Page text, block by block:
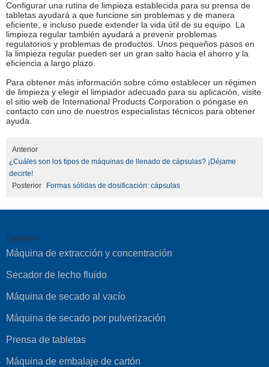
Configurar una rutina de limpieza establecida para su prensa de
tabletas ayudará a que funcione sin problemas y de manera
eficiente, e incluso puede extender la vida útil de su equipo. La
limpieza regular también ayudará a prevenir problemas
regulatorios y problemas de productos. Unos pequeños pasos en
la limpieza regular pueden ser un gran salto hacia el ahorro y la
eficiencia a largo plazo.
Para obtener más información sobre cómo establecer un régimen
de limpieza y elegir el limpiador adecuado para su aplicación, visite
el sitio web de International Products Corporation o póngase en
contacto con uno de nuestros especialistas técnicos para obtener
ayuda.
Anterior
¿Cuáles son los tipos de máquinas de llenado de cápsulas? ¡Déjame
decirte!
Posterior
Formas sólidas de dosificación: cápsulas
Categoría
Máquina de extracción y concentración
Secador de lecho fluido
Máquina de secado al vacío
Máquina de secado por pulverización
Prensa de tabletas
Máquina de embalaje de cartón